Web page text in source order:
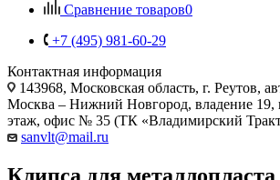
Сравнение товаров0
+7 (495) 981-60-29
Контактная информация
143968, Московская область, г. Реутов,
Москва – Нижний Новгород, владение 19,
этаж, офис № 35 (ТК «Владимирский
sanvlt@mail.ru